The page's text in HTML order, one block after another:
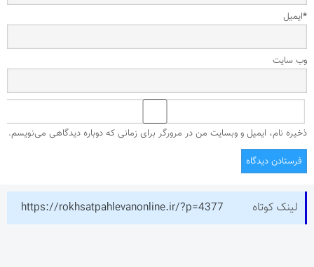
ایمیل*
وب‌ سایت
ذخیره نام، ایمیل و وبسایت من در مرورگر برای زمانی که دوباره دیدگاهی می‌نویسم.
لینک کوتاه https://rokhsatpahlevanonline.ir/?p=4377